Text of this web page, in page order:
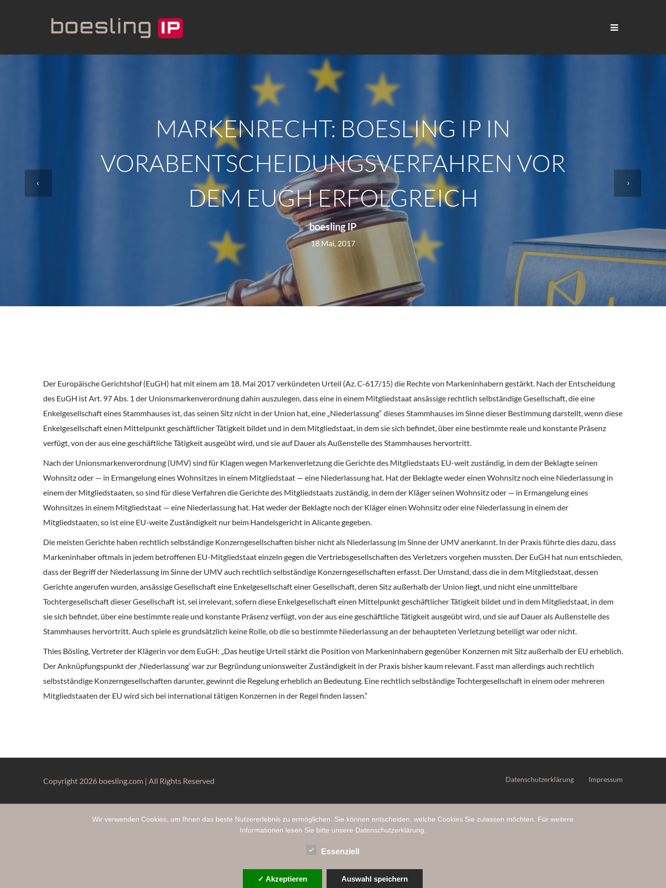
MARKENRECHT: BOESLING IP IN
VORABENTSCHEIDUNGSVERFAHREN VOR
DEM EUGH ERFOLGREICH
boesling IP
18 Mai, 2017
Der Europäische Gerichtshof (EuGH) hat mit einem am 18. Mai 2017 verkündeten Urteil (Az. C-617/15) die Rechte von Markeninhabern gestärkt. Nach der Entscheidung
des EuGH ist Art. 97 Abs. 1 der Unionsmarkenverordnung dahin auszulegen, dass eine in einem Mitgliedstaat ansässige rechtlich selbständige Gesellschaft, die eine
Enkelgesellschaft eines Stammhauses ist, das seinen Sitz nicht in der Union hat, eine „Niederlassung“ dieses Stammhauses im Sinne dieser Bestimmung darstellt, wenn diese
Enkelgesellschaft einen Mittelpunkt geschäftlicher Tätigkeit bildet und in dem Mitgliedstaat, in dem sie sich befindet, über eine bestimmte reale und konstante Präsenz
verfügt, von der aus eine geschäftliche Tätigkeit ausgeübt wird, und sie auf Dauer als Außenstelle des Stammhauses hervortritt.
Nach der Unionsmarkenverordnung (UMV) sind für Klagen wegen Markenverletzung die Gerichte des Mitgliedstaats EU-weit zuständig, in dem der Beklagte seinen
Wohnsitz oder — in Ermangelung eines Wohnsitzes in einem Mitgliedstaat — eine Niederlassung hat. Hat der Beklagte weder einen Wohnsitz noch eine Niederlassung in
einem der Mitgliedstaaten, so sind für diese Verfahren die Gerichte des Mitgliedstaats zuständig, in dem der Kläger seinen Wohnsitz oder — in Ermangelung eines
Wohnsitzes in einem Mitgliedstaat — eine Niederlassung hat. Hat weder der Beklagte noch der Kläger einen Wohnsitz oder eine Niederlassung in einem der
Mitgliedstaaten, so ist eine EU-weite Zuständigkeit nur beim Handelsgericht in Alicante gegeben.
Die meisten Gerichte haben rechtlich selbständige Konzerngesellschaften bisher nicht als Niederlassung im Sinne der UMV anerkannt. In der Praxis führte dies dazu, dass
Markeninhaber oftmals in jedem betroffenen EU-Mitgliedstaat einzeln gegen die Vertriebsgesellschaften des Verletzers vorgehen mussten. Der EuGH hat nun entschieden,
dass der Begriff der Niederlassung im Sinne der UMV auch rechtlich selbständige Konzerngesellschaften erfasst. Der Umstand, dass die in dem Mitgliedstaat, dessen
Gerichte angerufen wurden, ansässige Gesellschaft eine Enkelgesellschaft einer Gesellschaft, deren Sitz außerhalb der Union liegt, und nicht eine unmittelbare
Tochtergesellschaft dieser Gesellschaft ist, sei irrelevant, sofern diese Enkelgesellschaft einen Mittelpunkt geschäftlicher Tätigkeit bildet und in dem Mitgliedstaat, in dem
sie sich befindet, über eine bestimmte reale und konstante Präsenz verfügt, von der aus eine geschäftliche Tätigkeit ausgeübt wird, und sie auf Dauer als Außenstelle des
Stammhauses hervortritt. Auch spiele es grundsätzlich keine Rolle, ob die so bestimmte Niederlassung an der behaupteten Verletzung beteiligt war oder nicht.
Thies Bösling, Vertreter der Klägerin vor dem EuGH: „Das heutige Urteil stärkt die Position von Markeninhabern gegenüber Konzernen mit Sitz außerhalb der EU erheblich.
Der Anknüpfungspunkt der ‚Niederlassung’ war zur Begründung unionsweiter Zuständigkeit in der Praxis bisher kaum relevant. Fasst man allerdings auch rechtlich
selbstständige Konzerngesellschaften darunter, gewinnt die Regelung erheblich an Bedeutung. Eine rechtlich selbständige Tochtergesellschaft in einem oder mehreren
Mitgliedstaaten der EU wird sich bei international tätigen Konzernen in der Regel finden lassen.“
Datenschutzerklärung Impressum
Copyright 2026 boesling.com | All Rights Reserved
Wir verwenden Cookies, um Ihnen das beste Nutzererlebnis zu ermöglichen. Sie können entscheiden, welche Cookies Sie zulassen möchten. Für weitere
Informationen lesen Sie bitte unsere Datenschutzerklärung.
Essenziell
✓ Akzeptieren Auswahl speichern